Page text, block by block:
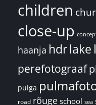
children
close-up
haanja hdrlake
perefotograaf
puiga
road rõuge school sea